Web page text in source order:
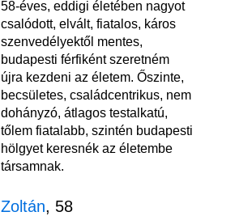
58-éves, eddigi életében nagyot
csalódott, elvált, fiatalos, káros
szenvedélyektől mentes,
budapesti férfiként szeretném
újra kezdeni az életem. Őszinte,
becsületes, családcentrikus, nem
dohányzó, átlagos testalkatú,
tőlem fiatalabb, szintén budapesti
hölgyet keresnék az életembe
társamnak.
Zoltán, 58